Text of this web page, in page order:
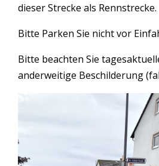
dieser Strecke als Rennstrecke.
Bitte Parken Sie nicht vor
Bitte beachten Sie
anderweitige Beschilderung